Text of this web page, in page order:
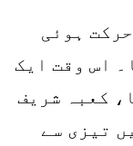
ہوئی
اس وقت ایک
کعبہ شریف
تیزی سے